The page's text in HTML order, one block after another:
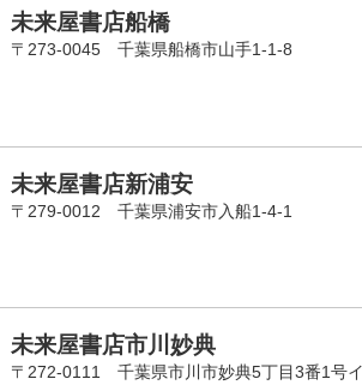
未来屋書店船橋
〒273-0045 千葉県船橋市山手1-1-8
未来屋書店新浦安
〒279-0012 千葉県浦安市入船1-4-1
未来屋書店市川妙典
〒272-0111 千葉県市川市妙典5丁目3番1号